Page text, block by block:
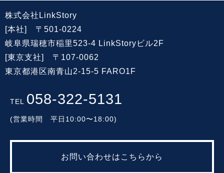
株式会社LinkStory
[本社] 〒501-0224
岐阜県瑞穂市稲里523-4 LinkStoryビル2F
[東京支社] 〒107-0062
東京都港区南青山2-15-5 FARO1F
TEL 058-322-5131
(営業時間 平日10:00〜18:00)
お問い合わせはこちらから